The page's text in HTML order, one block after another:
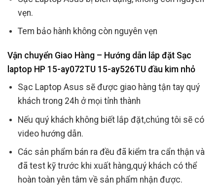
vẹn.
Tem bảo hành không còn nguyên vẹn
Vận chuyển Giao Hàng – Hướng dẫn lắp đặt Sạc
laptop HP 15-ay072TU 15-ay526TU đầu kim nhỏ
Sạc Laptop Asus sẽ được giao hàng tận tay quý
khách trong 24h ở mọi tỉnh thành
Nếu quý khách không biết lắp đặt,chúng tôi sẽ có
video hướng dẫn.
Các sản phẩm bán ra đều đã kiểm tra cẩn thận và
đã test kỹ trước khi xuất hàng,quý khách có thể
hoàn toàn yên tâm về sản phẩm nhận được.